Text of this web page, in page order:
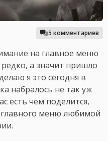
5 комментариев
на главное меню
а значит пришло
я это сегодня в
набралось не так уж
есть чем поделится,
главного меню любимой